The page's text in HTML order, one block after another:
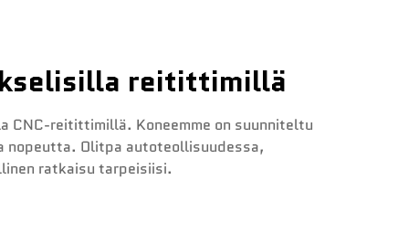
reitittimillä
CNC-reitittimillä. Koneemme on suunniteltu
nopeutta. Olitpa autoteollisuudessa,
ratkaisu tarpeisiisi.